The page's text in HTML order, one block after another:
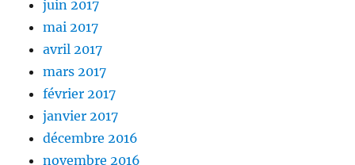
juin 2017
mai 2017
avril 2017
mars 2017
février 2017
janvier 2017
décembre 2016
novembre 2016